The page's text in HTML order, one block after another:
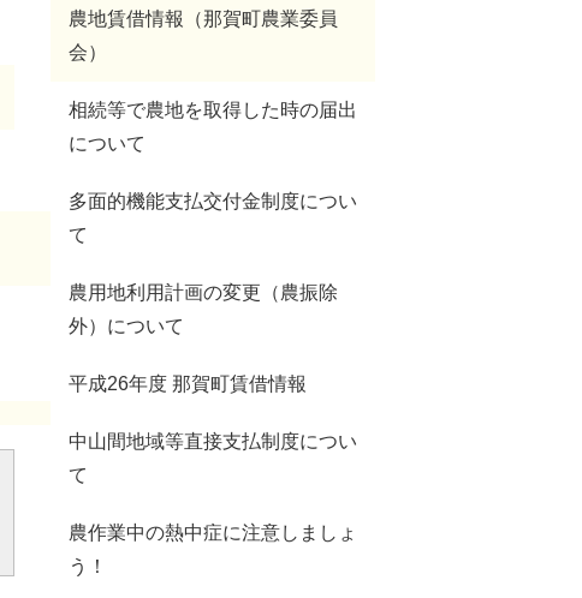
農地賃借情報（那賀町農業委員
会）
相続等で農地を取得した時の届出
について
多面的機能支払交付金制度につい
て
農用地利用計画の変更（農振除
外）について
平成26年度 那賀町賃借情報
中山間地域等直接支払制度につい
て
農作業中の熱中症に注意しましょ
う！